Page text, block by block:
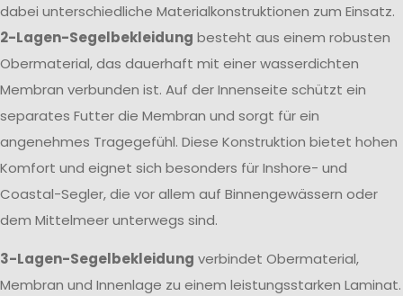
dabei unterschiedliche Materialkonstruktionen zum Einsatz.
2-Lagen-Segelbekleidung besteht aus einem robusten
Obermaterial, das dauerhaft mit einer wasserdichten
Membran verbunden ist. Auf der Innenseite schützt ein
separates Futter die Membran und sorgt für ein
angenehmes Tragegefühl. Diese Konstruktion bietet hohen
Komfort und eignet sich besonders für Inshore- und
Coastal-Segler, die vor allem auf Binnengewässern oder
dem Mittelmeer unterwegs sind.
3-Lagen-Segelbekleidung verbindet Obermaterial,
Membran und Innenlage zu einem leistungsstarken Laminat.